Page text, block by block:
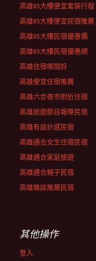
高雄85大樓便宜套裝行程
高雄85大樓便宜民宿推薦
高雄85大樓民宿優惠價
高雄85大樓民宿優惠網
高雄住宿哪間好
高雄便宜住宿推薦
高雄六合夜市附近住宿
高雄旅遊節目報導民宿
高雄有設計感民宿
高雄適合女生住宿民宿
高雄適合家庭旅遊
高雄適合親子民宿
高雄雜誌推薦民宿
其他操作
登入